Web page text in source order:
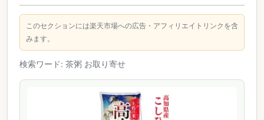
このセクションには楽天市場への広告・アフィリエイトリンクを含
みます。
検索ワード: 茶粥 お取り寄せ